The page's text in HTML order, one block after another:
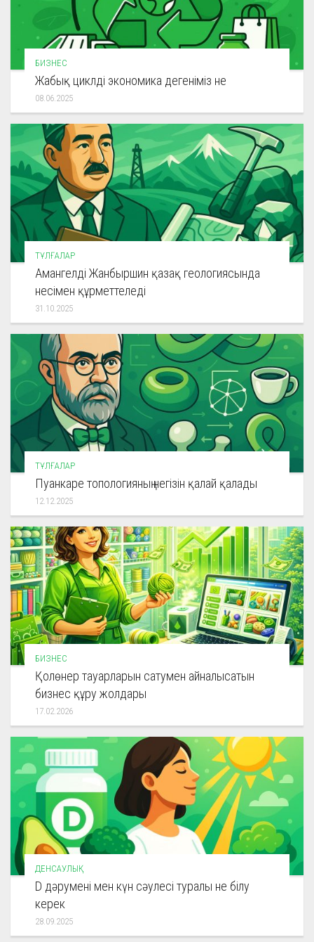
БИЗНЕС
Жабық циклді экономика дегеніміз не
08.06.2025
ТҰЛҒАЛАР
Амангелді Жанбыршин қазақ геологиясында
несімен құрметтеледі
31.10.2025
ТҰЛҒАЛАР
Пуанкаре топологияның негізін қалай қалады
12.12.2025
БИЗНЕС
Қолөнер тауарларын сатумен айналысатын
бизнес құру жолдары
17.02.2026
ДЕНСАУЛЫҚ
D дәрумені мен күн сәулесі туралы не білу
керек
28.09.2025